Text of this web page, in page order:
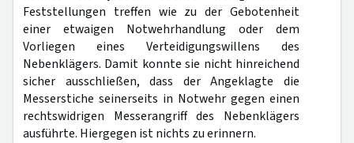
Feststellungen treffen wie zu der Gebotenheit
einer etwaigen Notwehrhandlung oder dem
Vorliegen eines Verteidigungswillens des
Nebenklägers. Damit konnte sie nicht hinreichend
sicher ausschließen, dass der Angeklagte die
Messerstiche seinerseits in Notwehr gegen einen
rechtswidrigen Messerangriff des Nebenklägers
ausführte. Hiergegen ist nichts zu erinnern.